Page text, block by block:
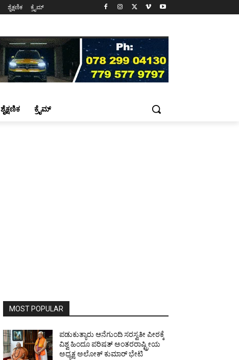
ಶೈಕ್ಷಣಿಕ ಕ್ರೈಮ್
ಶೈಕ್ಷಣಿಕ ಕ್ರೈಮ್
MOST POPULAR
ಪಡುಕುತ್ಯಾರು ಆನೆಗುಂದಿ ಸರಸ್ವತೀ ಪೀಠಕ್ಕೆ
ವಿಶ್ವ ಹಿಂದೂ ಪರಿಷತ್ ಅಂತರರಾಷ್ಟ್ರೀಯ
ಅಧ್ಯಕ್ಷ ಅಲೋಕ್ ಕುಮಾರ್ ಭೇಟಿ